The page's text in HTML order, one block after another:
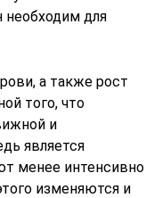
необходим для
а также рост
того, что
и
является
менее интенсивно
изменяются и